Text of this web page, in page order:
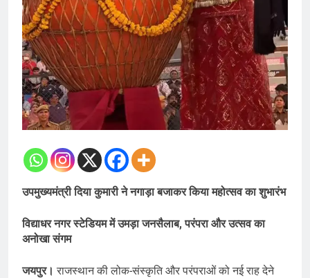
उपमुख्यमंत्री दिया कुमारी ने नगाड़ा बजाकर किया महोत्सव का शुभारंभ
विद्याधर नगर स्टेडियम में उमड़ा जनसैलाब, परंपरा और उत्सव का
अनोखा संगम
जयपुर।राजस्थान की लोक-संस्कृति और परंपराओं को नई राह देने